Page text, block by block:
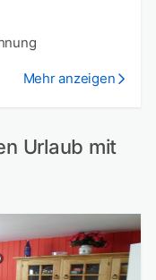
Mehr anzeigen
Urlaub mit